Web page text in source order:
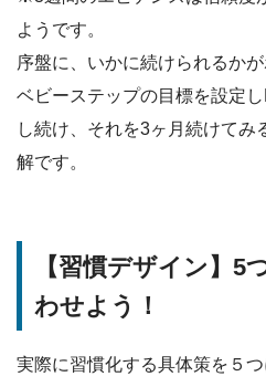
ようです。
序盤に、いかに続けられるか
ベビーステップの目標を設定
し続け、それを3ヶ月続けてみ
解です。
【習慣デザイン】5
わせよう！
実際に習慣化する具体策を５つ